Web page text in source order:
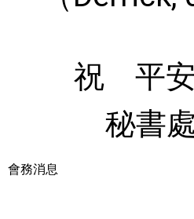
祝 平
秘書
會務消息